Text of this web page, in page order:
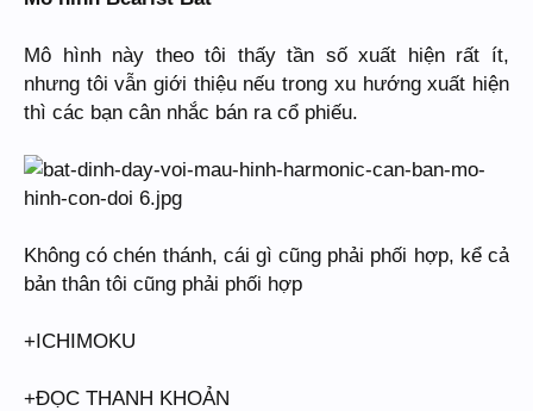
Mô hình này theo tôi thấy tần số xuất hiện rất ít,
nhưng tôi vẫn giới thiệu nếu trong xu hướng xuất hiện
thì các bạn cân nhắc bán ra cổ phiếu.
Không có chén thánh, cái gì cũng phải phối hợp, kể cả
bản thân tôi cũng phải phối hợp
+ICHIMOKU
+ĐỌC THANH KHOẢN